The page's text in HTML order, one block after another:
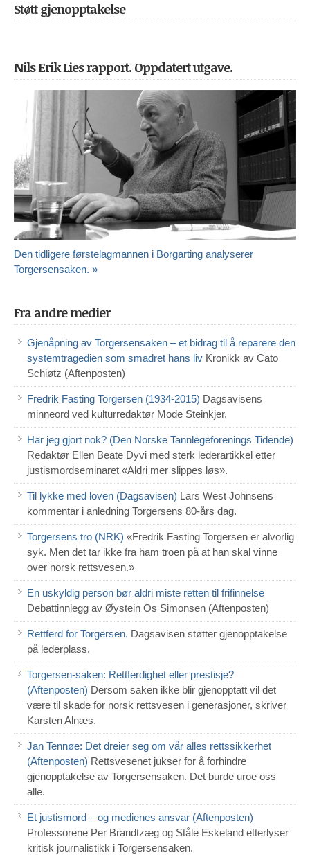
Støtt gjenopptakelse
Nils Erik Lies rapport. Oppdatert utgave.
Den tidligere førstelagmannen i Borgarting analyserer
Torgersensaken. »
Fra andre medier
Gjenåpning av Torgersensaken – et bidrag til å reparere den
systemtragedien som smadret hans liv Kronikk av Cato
Schiøtz (Aftenposten)
Fredrik Fasting Torgersen (1934-2015) Dagsavisens
minneord ved kulturredaktør Mode Steinkjer.
Har jeg gjort nok? (Den Norske Tannlegeforenings Tidende)
Redaktør Ellen Beate Dyvi med sterk lederartikkel etter
justismordseminaret «Aldri mer slippes løs».
Til lykke med loven (Dagsavisen) Lars West Johnsens
kommentar i anledning Torgersens 80-års dag.
Torgersens tro (NRK) «Fredrik Fasting Torgersen er alvorlig
syk. Men det tar ikke fra ham troen på at han skal vinne
over norsk rettsvesen.»
En uskyldig person bør aldri miste retten til frifinnelse
Debattinnlegg av Øystein Os Simonsen (Aftenposten)
Rettferd for Torgersen. Dagsavisen støtter gjenopptakelse
på lederplass.
Torgersen-saken: Rettferdighet eller prestisje?
(Aftenposten) Dersom saken ikke blir gjenopptatt vil det
være til skade for norsk rettsvesen i generasjoner, skriver
Karsten Alnæs.
Jan Tennøe: Det dreier seg om vår alles rettssikkerhet
(Aftenposten) Rettsvesenet jukser for å forhindre
gjenopptakelse av Torgersensaken. Det burde uroe oss
alle.
Et justismord – og medienes ansvar (Aftenposten)
Professorene Per Brandtzæg og Ståle Eskeland etterlyser
kritisk journalistikk i Torgersensaken.